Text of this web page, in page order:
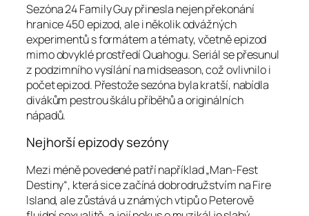
Sezóna 24 Family Guy přinesla nejen překonání
hranice 450 epizod, ale i několik odvážných
experimentů s formátem a tématy, včetně epizod
mimo obvyklé prostředí Quahogu. Seriál se přesunul
z podzimního vysílání na midseason, což ovlivnilo i
počet epizod. Přestože sezóna byla kratší, nabídla
divákům pestrou škálu příběhů a originálních
nápadů.
Nejhorší epizody sezóny
Mezi méně povedené patří například „Man-Fest
Destiny“, která sice začíná dobrodružstvím na Fire
Island, ale zůstává u známých vtipů o Peterově